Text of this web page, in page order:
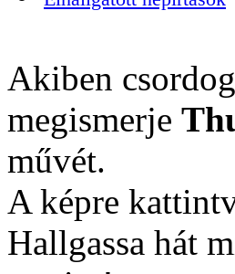
Akiben
megismerje
művét.
A képre
Hallgassa hát